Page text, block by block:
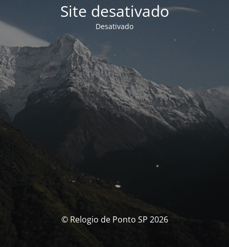
Site desativado
Desativado
© Relogio de Ponto SP 2026